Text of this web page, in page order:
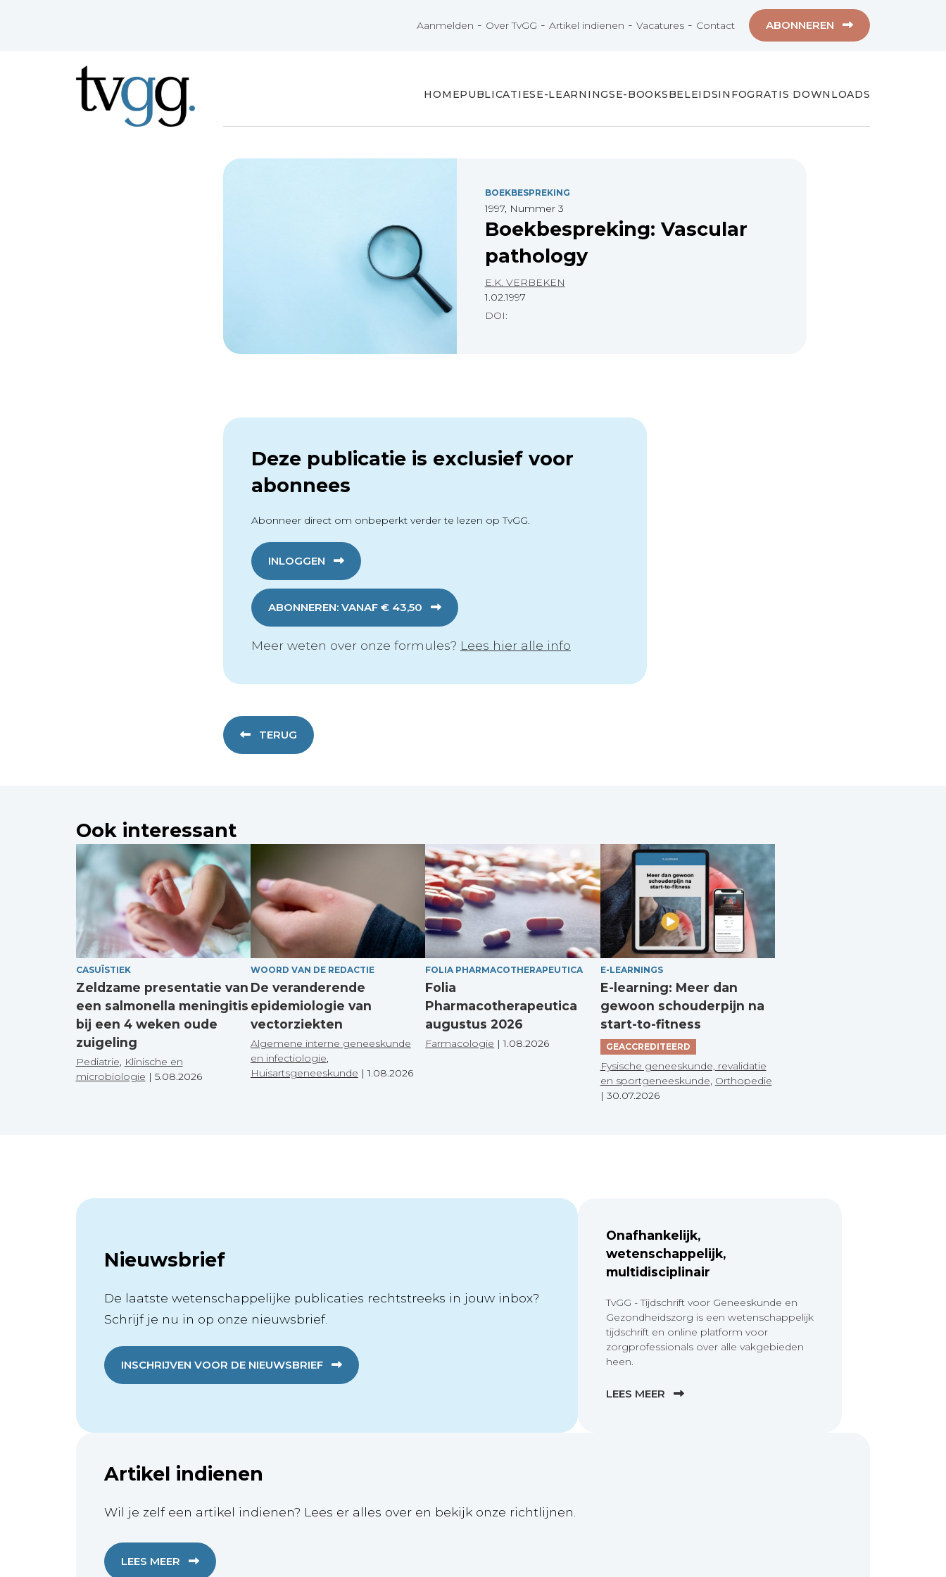
Aanmelden - Over TvGG -Artikel indienen -Vacatures - Contact ABONNEREN
HOMEPUBLICATIESE-LEARNINGSE-BOOKSBELEIDSINFOGRATIS DOWNLOADS
BOEKBESPREKING
1997, Nummer 3
Boekbespreking: Vascular
pathology
E.K. VERBEKEN
1.02.1997
DOI:
Deze publicatie is exclusief voor
abonnees
Abonneer direct om onbeperkt verder te lezen op TvGG.
INLOGGEN
ABONNEREN: VANAF € 43,50
Meer weten over onze formules? Lees hier alle info
TERUG
Ook interessant
CASUÏSTIEK
Zeldzame presentatie van
een salmonella meningitis
bij een 4 weken oude
zuigeling
Pediatrie Klinische en
microbiologie | 5.08.2026
WOORD VAN DE REDACTIE
De veranderende
epidemiologie van
vectorziekten
Algemene interne geneeskunde
en infectiologie
Huisartsgeneeskunde |1.08.2026
FOLIA PHARMACOTHERAPEUTICA
Folia
Pharmacotherapeutica
augustus 2026
Farmacologie |1.08.2026
E-LEARNINGS
E-learning: Meer dan
gewoon schouderpijn na
start-to-fitness
GEACCREDITEERD
Fysische geneeskunde, revalidatie
en sportgeneeskunde Orthopedie
| 30.07.2026
Nieuwsbrief
De laatste wetenschappelijke publicaties rechtstreeks in jouw inbox?
Schrijf je nu in op onze nieuwsbrief.
INSCHRIJVEN VOOR DE NIEUWSBRIEF
Onafhankelijk,
wetenschappelijk,
multidisciplinair
TvGG - Tijdschrift voor Geneeskunde en
Gezondheidszorg is een wetenschappelijk
tijdschrift en online platform voor
zorgprofessionals over alle vakgebieden
heen.
LEES MEER
Artikel indienen
Wil je zelf een artikel indienen? Lees er alles over en bekijk onze richtlijnen.
LEES MEER